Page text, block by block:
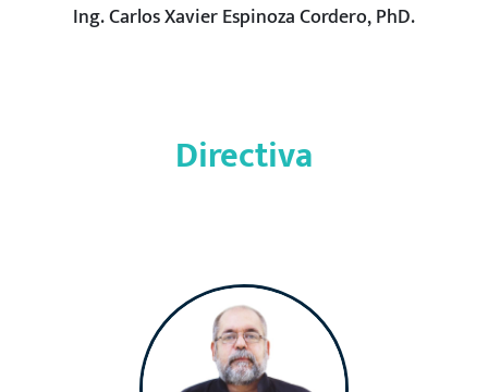
Ing. Carlos Xavier Espinoza Cordero, PhD.
Directiva